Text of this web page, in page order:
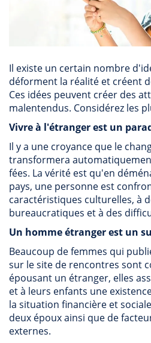
Il existe un certain nombre
déforment la réalité et créent
Ces idées peuvent créer des
malentendus. Considérez les
Vivre à l'étranger est un
Il y a une croyance que le
transformera
fées. La vérité est qu'en
pays, une personne est
caractéristiques culturelles, à
bureaucratiques et à des
Un homme étranger est un
Beaucoup de femmes qui
sur le site de rencontres sont
épousant un étranger, elles
et à leurs enfants une
la situation financière et
deux époux ainsi que de
externes.